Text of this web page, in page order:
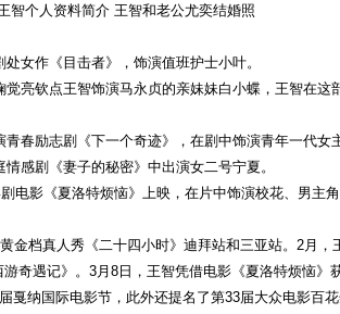
智个人资料简介 王智和老公尤奕结婚照
女作《目击者》，饰演值班护士小叶。
亮钦点王智饰演马永贞的亲妹妹白小蝶，王智在这
青春励志剧《下一个奇迹》，在剧中饰演青年一代女
感剧《妻子的秘密》中出演女二号宁夏。
电影《夏洛特烦恼》上映，在片中饰演校花、男主
金档真人秀《二十四小时》迪拜站和三亚站。2月，
奇遇记》。3月8日，王智凭借电影《夏洛特烦恼》
戛纳国际电影节，此外还提名了第33届大众电影百